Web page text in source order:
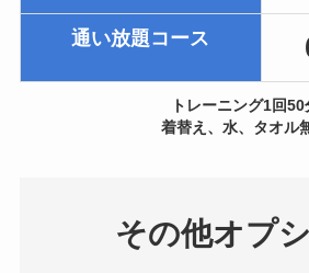
通い放題コース
トレーニング1回50
着替え、水、タオル
その他オプ